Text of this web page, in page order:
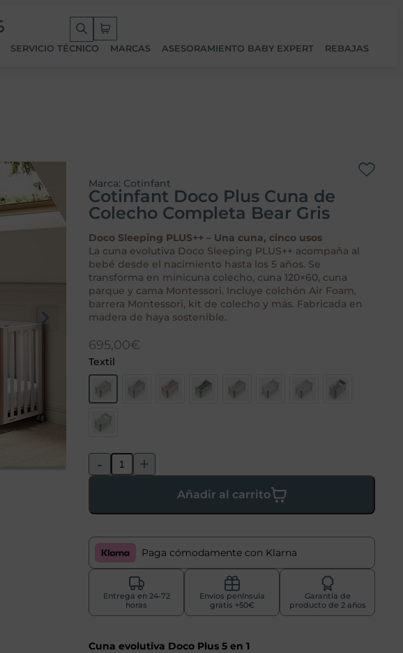
SERVICIO TÉCNICO MARCAS ASESORAMIENTO BABY EXPERT REBAJAS
Marca: Cotinfant
Cotinfant Doco Plus Cuna de
Colecho Completa Bear Gris
Doco Sleeping PLUS++ – Una cuna, cinco usos
La cuna evolutiva Doco Sleeping PLUS++ acompaña al
bebé desde el nacimiento hasta los 5 años. Se
transforma en minicuna colecho, cuna 120×60, cuna
parque y cama Montessori. Incluye colchón Air Foam,
barrera Montessori, kit de colecho y más. Fabricada en
madera de haya sostenible.
695,00€
Textil
- +
Añadir al carrito
Paga cómodamente con Klarna
Entrega en 24-72
horas
Envíos península
gratis +50€
Garantía de
producto de 2 años
Cuna evolutiva Doco Plus 5 en 1